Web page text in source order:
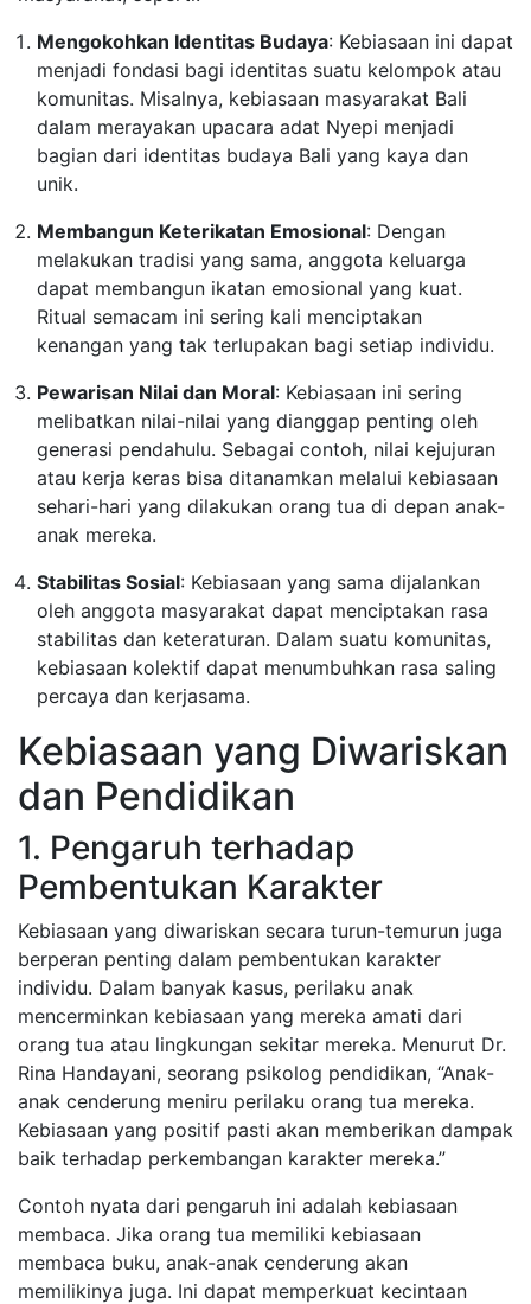
Mengokohkan Identitas Budaya: Kebiasaan ini dapat
menjadi fondasi bagi identitas suatu kelompok atau
komunitas. Misalnya, kebiasaan masyarakat Bali
dalam merayakan upacara adat Nyepi menjadi
bagian dari identitas budaya Bali yang kaya dan
unik.
Membangun Keterikatan Emosional: Dengan
melakukan tradisi yang sama, anggota keluarga
dapat membangun ikatan emosional yang kuat.
Ritual semacam ini sering kali menciptakan
kenangan yang tak terlupakan bagi setiap individu.
Pewarisan Nilai dan Moral: Kebiasaan ini sering
melibatkan nilai-nilai yang dianggap penting oleh
generasi pendahulu. Sebagai contoh, nilai kejujuran
atau kerja keras bisa ditanamkan melalui kebiasaan
sehari-hari yang dilakukan orang tua di depan anak-
anak mereka.
Stabilitas Sosial: Kebiasaan yang sama dijalankan
oleh anggota masyarakat dapat menciptakan rasa
stabilitas dan keteraturan. Dalam suatu komunitas,
kebiasaan kolektif dapat menumbuhkan rasa saling
percaya dan kerjasama.
Kebiasaan yang Diwariskan
dan Pendidikan
1. Pengaruh terhadap
Pembentukan Karakter
Kebiasaan yang diwariskan secara turun-temurun juga
berperan penting dalam pembentukan karakter
individu. Dalam banyak kasus, perilaku anak
mencerminkan kebiasaan yang mereka amati dari
orang tua atau lingkungan sekitar mereka. Menurut Dr.
Rina Handayani, seorang psikolog pendidikan, “Anak-
anak cenderung meniru perilaku orang tua mereka.
Kebiasaan yang positif pasti akan memberikan dampak
baik terhadap perkembangan karakter mereka.”
Contoh nyata dari pengaruh ini adalah kebiasaan
membaca. Jika orang tua memiliki kebiasaan
membaca buku, anak-anak cenderung akan
memilikinya juga. Ini dapat memperkuat kecintaan